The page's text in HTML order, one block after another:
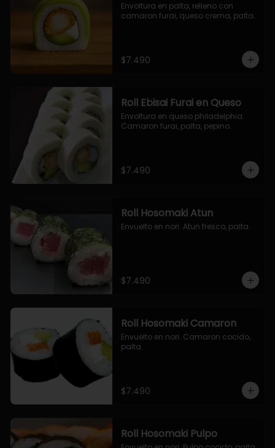
Envoltura en palta, relleno con
camaron furai, queso crema, palta.
$7.490
Roll Ebisai Furai en Queso
Envoltura en queso philadelphia.
Camaron furai, palta, pepino.
$7.490
Roll Hosomaki Atun
Envuelto en nori. Atun fresco, palta.
$7.490
Roll Hosomaki Camaron
Envuelto en nori. Camaron cocido,
palta.
$7.490
Roll Hosomaki Pulpo